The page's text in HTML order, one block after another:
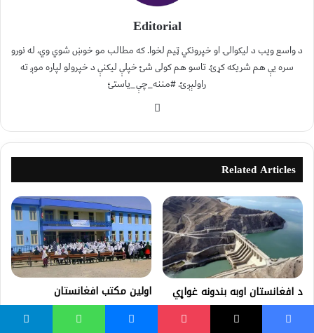
Editorial
د واسع ویب د لیکوالۍ او خپرونکي ټیم لخوا. که مطالب مو خوښ شوي وي، له نورو
سره یې هم شریکه کړئ. تاسو هم کولی شئ خپلې لیکنې د خپرولو لپاره موږ ته
راولېږئ. #مننه_چې_یاستئ
Related Articles
د افغانستان اوبه بندونه غواړي اولين مکتب افغانستان